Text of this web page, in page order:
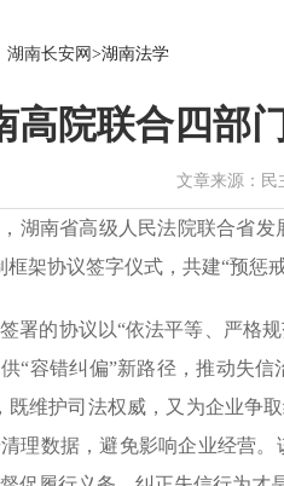
湖南长安网 >湖南法学
高院联合四部
文章来源：民
湖南省高级人民法院联合省发
框架协议签字仪式，共建“预惩
署的协议以“依法平等、严格
“容错纠偏”新路径，推动失
既维护司法权威，又为企业争
理数据，避免影响企业经营。